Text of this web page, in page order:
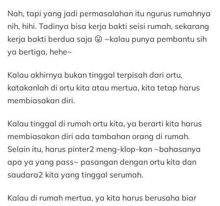
Nah, tapi yang jadi permasalahan itu ngurus rumahnya
nih, hihi. Tadinya bisa kerja bakti seisi rumah, sekarang
kerja bakti berdua saja 😛 ~kalau punya pembantu sih
ya bertiga, hehe~
Kalau akhirnya bukan tinggal terpisah dari ortu,
katakanlah di ortu kita atau mertua, kita tetap harus
membiasakan diri.
Kalau tinggal di rumah ortu kita, ya berarti kita harus
membiasakan diri ada tambahan orang di rumah.
Selain itu, harus pinter2 meng-klop-kan ~bahasanya
apa ya yang pass~ pasangan dengan ortu kita dan
saudara2 kita yang tinggal serumah.
Kalau di rumah mertua, ya kita harus berusaha biar